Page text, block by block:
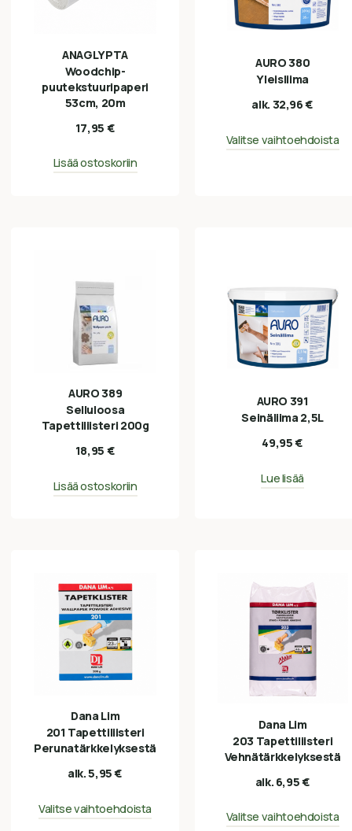
ANAGLYPTA
Woodchip-
puutekstuuripaperi
53cm, 20m
17,95 €
Lisää ostoskoriin
AURO 380
Yleisliima
alk. 32,96€
Valitse vaihtoehdoista
AURO 389
Selluloosa
Tapettiliisteri 200g
18,95 €
Lisää ostoskoriin
AURO 391
Seinäliima 2,5L
49,95€
Lue lisää
Dana Lim
201 Tapettiliisteri
Perunatärkkelyksestä
alk.5,95€
Valitse vaihtoehdoista
Dana Lim
203 Tapettiliisteri
Vehnätärkkelyksestä
alk. 6,95€
Valitse vaihtoehdoista